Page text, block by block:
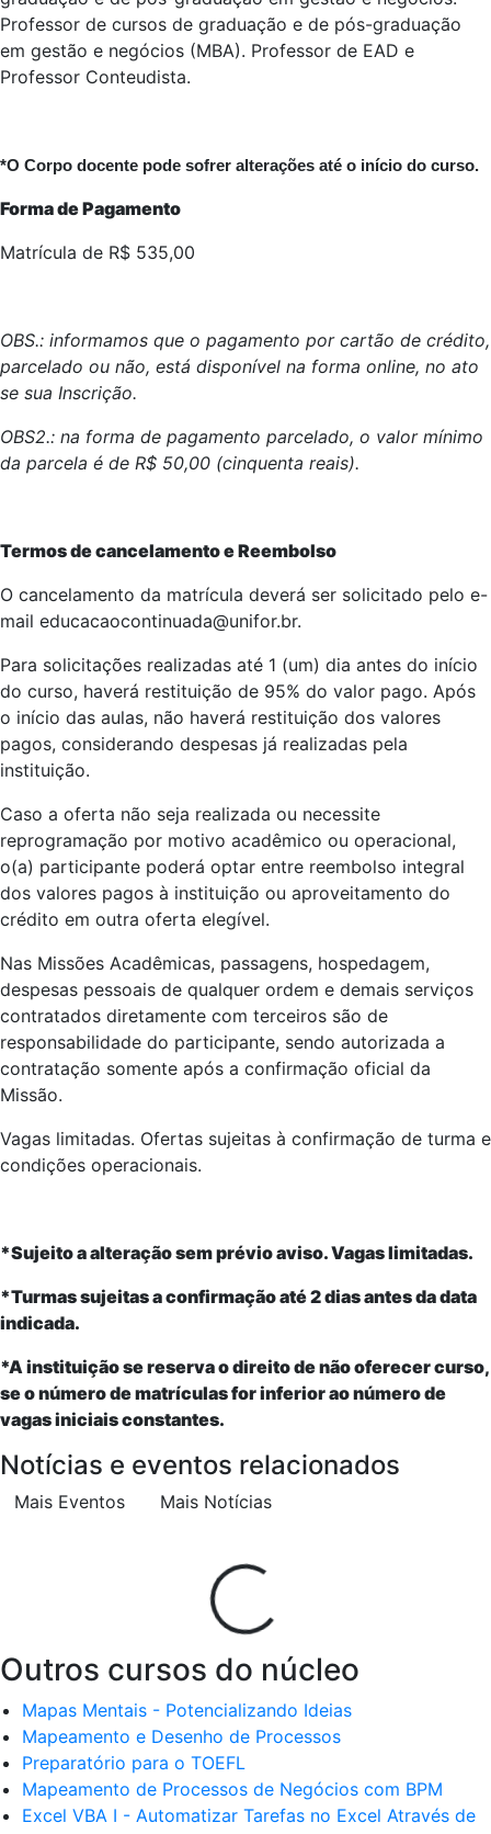
Professor de cursos de graduação e de pós-graduação
em gestão e negócios (MBA). Professor de EAD e
Professor Conteudista.
*O Corpo docente pode sofrer alterações até o início do curso.
Forma de Pagamento
Matrícula de R$ 535,00
OBS.: informamos que o pagamento por cartão de crédito,
parcelado ou não, está disponível na forma online, no ato
se sua Inscrição.
OBS2.: na forma de pagamento parcelado, o valor mínimo
da parcela é de R$ 50,00 (cinquenta reais).
Termos de cancelamento e Reembolso
O cancelamento da matrícula deverá ser solicitado pelo e-
mail educacaocontinuada@unifor.br.
Para solicitações realizadas até 1 (um) dia antes do início
do curso, haverá restituição de 95% do valor pago. Após
o início das aulas, não haverá restituição dos valores
pagos, considerando despesas já realizadas pela
instituição.
Caso a oferta não seja realizada ou necessite
reprogramação por motivo acadêmico ou operacional,
o(a) participante poderá optar entre reembolso integral
dos valores pagos à instituição ou aproveitamento do
crédito em outra oferta elegível.
Nas Missões Acadêmicas, passagens, hospedagem,
despesas pessoais de qualquer ordem e demais serviços
contratados diretamente com terceiros são de
responsabilidade do participante, sendo autorizada a
contratação somente após a confirmação oficial da
Missão.
Vagas limitadas. Ofertas sujeitas à confirmação de turma e
condições operacionais.
*Sujeito a alteração sem prévio aviso. Vagas limitadas.
*Turmas sujeitas a confirmação até 2 dias antes da data
indicada.
*A instituição se reserva o direito de não oferecer curso,
se o número de matrículas for inferior ao número de
vagas iniciais constantes.
Notícias e eventos relacionados
Mais Eventos Mais Notícias
Outros cursos do núcleo
Mapas Mentais - Potencializando Ideias
Mapeamento e Desenho de Processos
Preparatório para o TOEFL
Mapeamento de Processos de Negócios com BPM
Excel VBA I - Automatizar Tarefas no Excel Através de